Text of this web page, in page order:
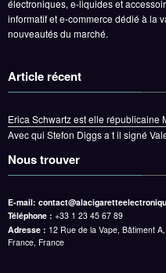
électroniques, e-liquides et
informatif et e-commerce dédié à la
nouveautés du marché.
Article récent
Erica Schwartz est elle républicaine
Avec qui Stefon Diggs a t il signé
Nous trouver
E-mail:
Téléphone : +33 1 23 45 67 89
Adresse : 12 Rue de la Vape, Bâtiment
France, France